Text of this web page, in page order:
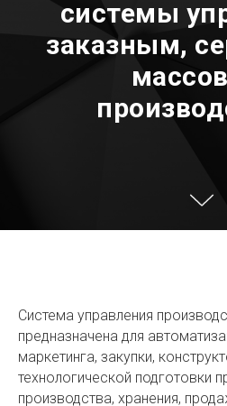
системы
заказным,
Система управления
предназначена для
маркетинга, закупки,
технологической подготовки
производства, хранения,